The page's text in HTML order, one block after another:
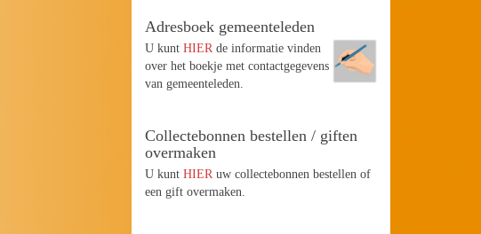
Adresboek gemeenteleden
U kuntHIER de informatie vinden
over het boekje met contactgegevens
van gemeenteleden.
Collectebonnen bestellen / giften
overmaken
U kuntHIER uw collectebonnen bestellen of
een gift overmaken.